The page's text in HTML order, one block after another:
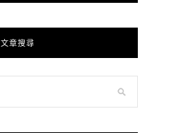
文章搜尋